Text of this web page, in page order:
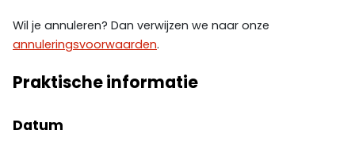
Wil je annuleren? Dan verwijzen we naar onze
annuleringsvoorwaarden.
Praktische informatie
Datum